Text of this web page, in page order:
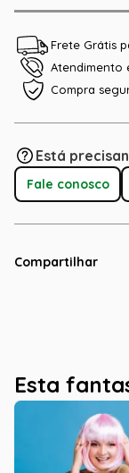
Frete Grátis
Atendimento
Compra
Está
Fale conosco
Compartilhar
Esta